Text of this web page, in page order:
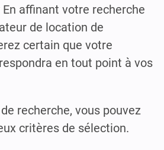
En affinant votre recherche
de location de
certain que votre
en tout point à vos
recherche, vous pouvez
critères de sélection.